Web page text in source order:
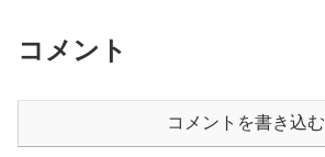
コメント
コメントを書き込む